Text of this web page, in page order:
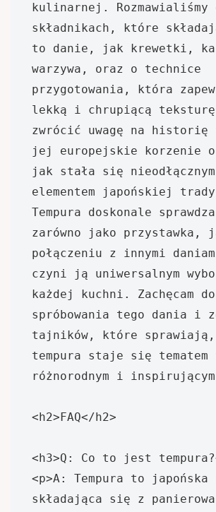
kulinarnej. Rozmawialiśmy
składnikach, które
to danie, jak krewetki,
warzywa, oraz o technice
przygotowania, która
lekką i chrupiącą
zwrócić uwagę na historię
jej europejskie korzenie
jak stała się nieodłącznym
elementem japońskiej
Tempura doskonale
zarówno jako przystawka,
połączeniu z innymi
czyni ją uniwersalnym
każdej kuchni. Zachęcam do
spróbowania tego dania i
tajników, które
tempura staje się tematem
różnorodnym i
<h2>FAQ</h2>
<h3>Q: Co to jest
<p>A: Tempura to japońska
składająca się z